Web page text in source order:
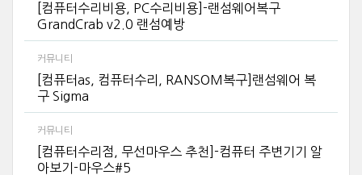
[컴퓨터수리비용, PC수리비용]-랜섬웨어복구
GrandCrab v2.0 랜섬예방
커뮤니티
[컴퓨터as, 컴퓨터수리, RANSOM복구]랜섬웨어 복
구 Sigma
커뮤니티
[컴퓨터수리점, 무선마우스 추천]-컴퓨터 주변기기 알
아보기-마우스#5